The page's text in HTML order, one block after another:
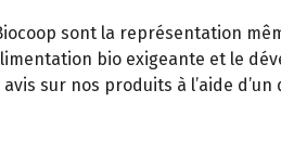
sont la représentation
bio exigeante et le
sur nos produits à l’aide